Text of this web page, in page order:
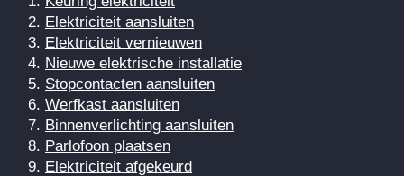
Elektriciteit aansluiten
Elektriciteit vernieuwen
Nieuwe elektrische installatie
Stopcontacten aansluiten
Werfkast aansluiten
Binnenverlichting aansluiten
Parlofoon plaatsen
Elektriciteit afgekeurd